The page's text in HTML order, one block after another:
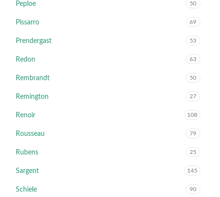
Peploe 50
Pissarro 69
Prendergast 53
Redon 63
Rembrandt 50
Remington 27
Renoir 108
Rousseau 79
Rubens 25
Sargent 145
Schiele 90